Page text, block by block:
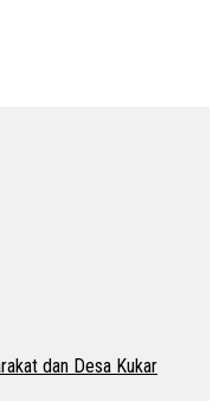
dan Desa Kukar